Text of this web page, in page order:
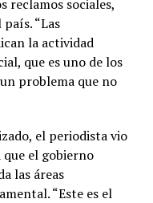
reclamos sociales,
“Las
la actividad
que es uno de los
problema que no
el periodista vio
el gobierno
las áreas
“Este es el